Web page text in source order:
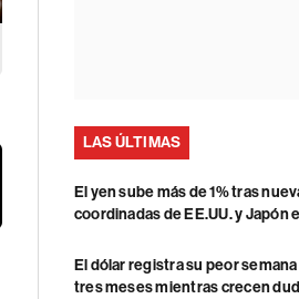
LAS ÚLTIMAS
El yen sube más de 1% tras
coordinadas de EE.UU. y Japón
El dólar registra su peor
tres meses mientras crecen